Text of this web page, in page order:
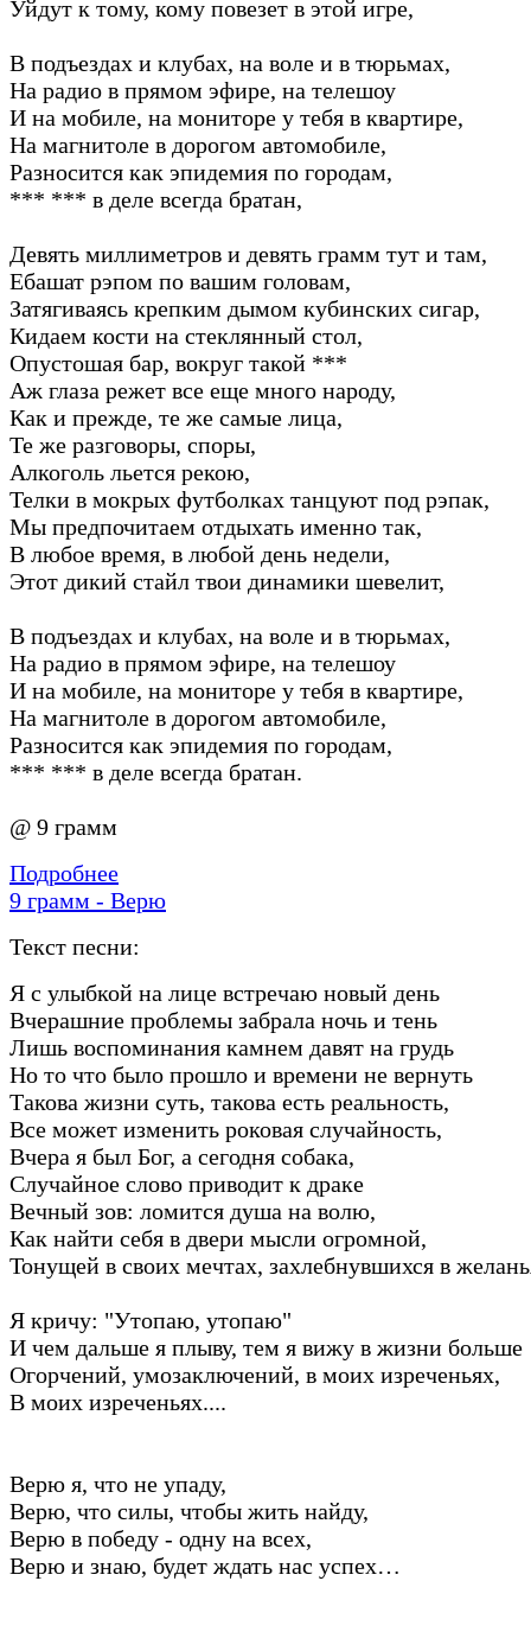
Уйдут к тому, кому повезет в этой игре,
В подъездах и клубах, на воле и в тюрьмах,
На радио в прямом эфире, на телешоу
И на мобиле, на мониторе у тебя в квартире,
На магнитоле в дорогом автомобиле,
Разносится как эпидемия по городам,
*** *** в деле всегда братан,
Девять миллиметров и девять грамм тут и там,
Ебашат рэпом по вашим головам,
Затягиваясь крепким дымом кубинских сигар,
Кидаем кости на стеклянный стол,
Опустошая бар, вокруг такой ***
Аж глаза режет все еще много народу,
Как и прежде, те же самые лица,
Те же разговоры, споры,
Алкоголь льется рекою,
Телки в мокрых футболках танцуют под рэпак,
Мы предпочитаем отдыхать именно так,
В любое время, в любой день недели,
Этот дикий стайл твои динамики шевелит,
В подъездах и клубах, на воле и в тюрьмах,
На радио в прямом эфире, на телешоу
И на мобиле, на мониторе у тебя в квартире,
На магнитоле в дорогом автомобиле,
Разносится как эпидемия по городам,
*** *** в деле всегда братан.
@ 9 грамм
Подробнее
9 грамм - Верю
Текст песни:
Я с улыбкой на лице встречаю новый день
Вчерашние проблемы забрала ночь и тень
Лишь воспоминания камнем давят на грудь
Но то что было прошло и времени не вернуть
Такова жизни суть, такова есть реальность,
Все может изменить роковая случайность,
Вчера я был Бог, а сегодня собака,
Случайное слово приводит к драке
Вечный зов: ломится душа на волю,
Как найти себя в двери мысли огромной,
Тонущей в своих мечтах, захлебнувшихся в
Я кричу: "Утопаю, утопаю"
И чем дальше я плыву, тем я вижу в жизни больше
Огорчений, умозаключений, в моих изреченьях,
В моих изреченьях....
Верю я, что не упаду,
Верю, что силы, чтобы жить найду,
Верю в победу - одну на всех,
Верю и знаю, будет ждать нас успех…